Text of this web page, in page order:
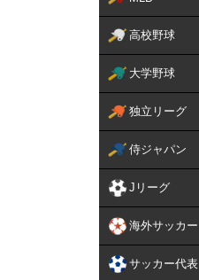
高校野球
大学野球
独立リーグ
侍ジャパン
Jリーグ
海外サッカー
サッカー代表